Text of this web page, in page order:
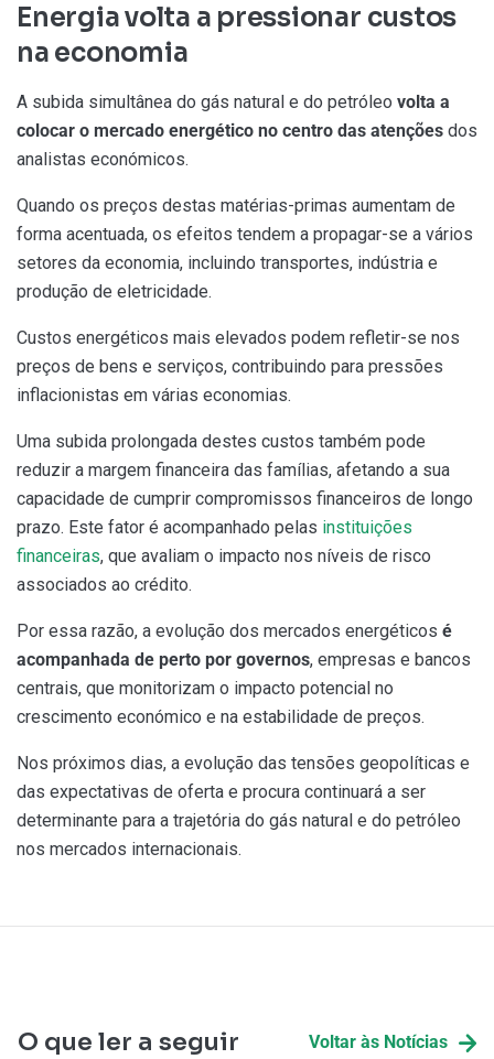
Energia volta a pressionar custos
na economia
A subida simultânea do gás natural e do petróleo volta a
colocar o mercado energético no centro das atenções dos
analistas económicos.
Quando os preços destas matérias-primas aumentam de
forma acentuada, os efeitos tendem a propagar-se a vários
setores da economia, incluindo transportes, indústria e
produção de eletricidade.
Custos energéticos mais elevados podem refletir-se nos
preços de bens e serviços, contribuindo para pressões
inflacionistas em várias economias.
Uma subida prolongada destes custos também pode
reduzir a margem financeira das famílias, afetando a sua
capacidade de cumprir compromissos financeiros de longo
prazo. Este fator é acompanhado pelas instituições
financeiras, que avaliam o impacto nos níveis de risco
associados ao crédito.
Por essa razão, a evolução dos mercados energéticos é
acompanhada de perto por governos, empresas e bancos
centrais, que monitorizam o impacto potencial no
crescimento económico e na estabilidade de preços.
Nos próximos dias, a evolução das tensões geopolíticas e
das expectativas de oferta e procura continuará a ser
determinante para a trajetória do gás natural e do petróleo
nos mercados internacionais.
O que ler a seguir Voltar às Notícias